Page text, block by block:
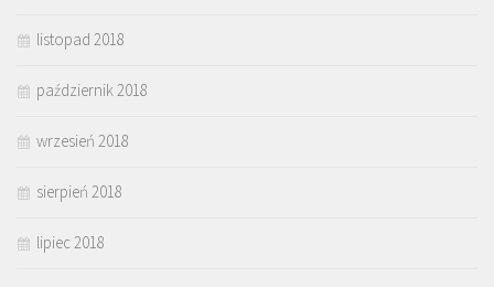
listopad 2018
październik 2018
wrzesień 2018
sierpień 2018
lipiec 2018